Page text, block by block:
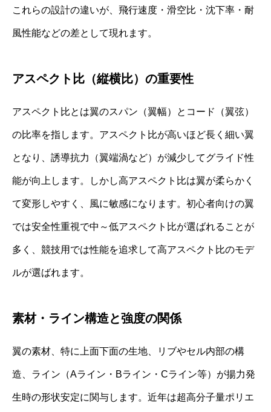
これらの設計の違いが、飛行速度・滑空比・沈下率・耐
風性能などの差として現れます。
アスペクト比（縦横比）の重要性
アスペクト比とは翼のスパン（翼幅）とコード（翼弦）
の比率を指します。アスペクト比が高いほど長く細い翼
となり、誘導抗力（翼端渦など）が減少してグライド性
能が向上します。しかし高アスペクト比は翼が柔らかく
て変形しやすく、風に敏感になります。初心者向けの翼
では安全性重視で中～低アスペクト比が選ばれることが
多く、競技用では性能を追求して高アスペクト比のモデ
ルが選ばれます。
素材・ライン構造と強度の関係
翼の素材、特に上面下面の生地、リブやセル内部の構
造、ライン（Aライン・Bライン・Cライン等）が揚力発
生時の形状安定に関与します。近年は超高分子量ポリエ